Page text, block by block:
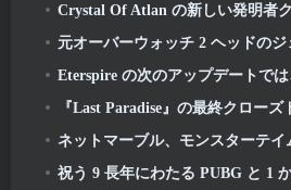
Crystal Of Atlan の新しい発明者クラスが戦闘
元オーバーウォッチ 2 ヘッドのジェフ・カプラン
Eterspire の次のアップデートでは、プレイヤーが
『Last Paradise』の最終クローズドアルファトレーラーは
ネットマーブル、モンスターテイムアクションRPG『
祝う 9 長年にわたる PUBG と 1 か